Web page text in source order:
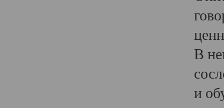
В
и